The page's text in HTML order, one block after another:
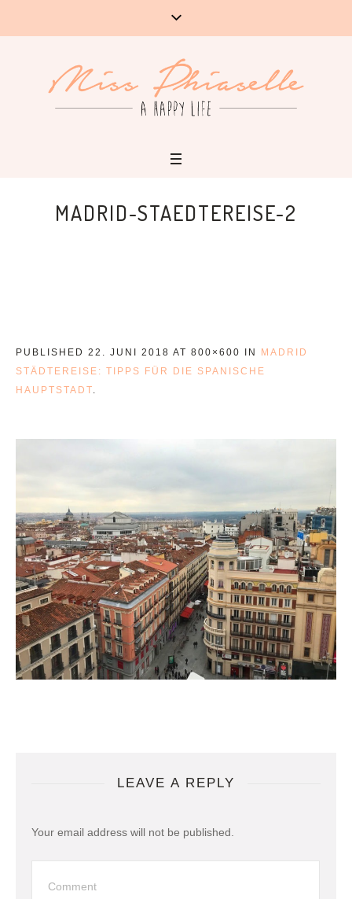
MADRID-STAEDTEREISE-2
PUBLISHED 22. JUNI 2018 AT 800×600 IN MADRID
STÄDTEREISE: TIPPS FÜR DIE SPANISCHE
HAUPTSTADT
LEAVE A REPLY
Your email address will not be published.